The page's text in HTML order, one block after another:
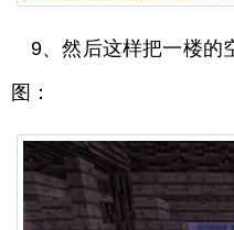
9、然后这样把一楼的
图：